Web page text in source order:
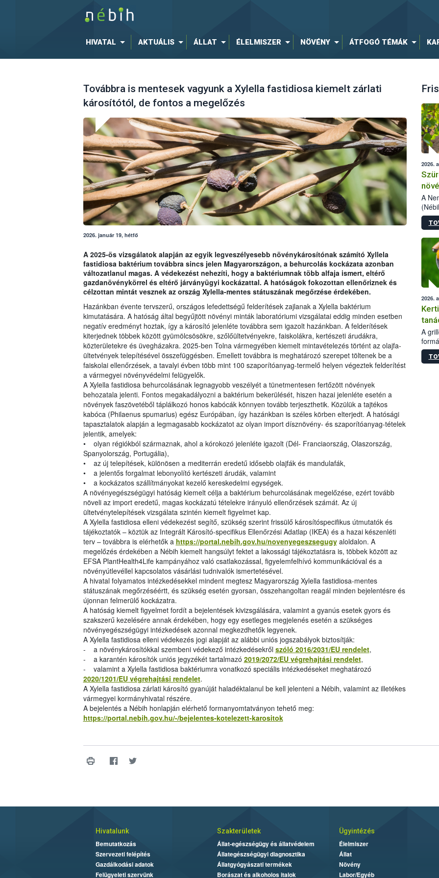
HIVATAL AKTUÁLIS ÁLLAT ÉLELMISZER NÖVÉNY ÁTFOGÓ TÉMÁK
Továbbra is mentesek vagyunk a Xylella fastidiosa kiemelt zárlati
károsítótól, de fontos a megelőzés
2026. január 19, hétfő
A 2025-ös vizsgálatok alapján az egyik legveszélyesebb növénykárosítónak számító Xyllela
fastidiosa baktérium továbbra sincs jelen Magyarországon, a behurcolás kockázata azonban
változatlanul magas. A védekezést nehezíti, hogy a baktériumnak több alfaja ismert, eltérő
gazdanövénykörrel és eltérő járványügyi kockázattal. A hatóságok fokozottan ellenőriznek és
célzottan mintát vesznek az ország Xylella-mentes státuszának megőrzése érdekében.
Hazánkban évente tervszerű, országos lefedettségű felderítések zajlanak a Xylella baktérium
kimutatására. A hatóság által begyűjtött növényi minták laboratóriumi vizsgálatai eddig minden esetben
negatív eredményt hoztak, így a károsító jelenléte továbbra sem igazolt hazánkban. A felderítések
kiterjednek többek között gyümölcsösökre, szőlőültetvényekre, faiskolákra, kertészeti árudákra,
közterületekre és üvegházakra. 2025-ben Tolna vármegyében kiemelt mintavételezés történt az olajfa-
ültetvények telepítésével összefüggésben. Emellett továbbra is meghatározó szerepet töltenek be a
faiskolai ellenőrzések, a tavalyi évben több mint 100 szaporítóanyag-termelő helyen végeztek felderítést
a vármegyei növényvédelmi felügyelők.
A Xylella fastidiosa behurcolásának legnagyobb veszélyét a tünetmentesen fertőzött növények
behozatala jelenti. Fontos megakadályozni a baktérium bekerülését, hiszen hazai jelenléte esetén a
növények faszövetéből táplálkozó honos kabócák könnyen tovább terjeszthetik. Közülük a tajtékos
kabóca (Philaenus spumarius) egész Európában, így hazánkban is széles körben elterjedt. A hatósági
tapasztalatok alapján a legmagasabb kockázatot az olyan import dísznövény- és szaporítóanyag-tételek
jelentik, amelyek:
• olyan régiókból származnak, ahol a kórokozó jelenléte igazolt (Dél- Franciaország, Olaszország,
Spanyolország, Portugália),
• az új telepítések, különösen a mediterrán eredetű idősebb olajfák és mandulafák,
• a jelentős forgalmat lebonyolító kertészeti árudák, valamint
• a kockázatos szállítmányokat kezelő kereskedelmi egységek.
A növényegészségügyi hatóság kiemelt célja a baktérium behurcolásának megelőzése, ezért tovább
növeli az import eredetű, magas kockázatú tételekre irányuló ellenőrzések számát. Az új
ültetvénytelepítések vizsgálata szintén kiemelt figyelmet kap.
A Xylella fastidiosa elleni védekezést segítő, szükség szerint frissülő károsítóspecifikus útmutatók és
tájékoztatók – köztük az Integrált Károsító-specifikus Ellenőrzési Adatlap (IKEA) és a hazai készenléti
terv – továbbra is elérhetők a https://portal.nebih.gov.hu/novenyegeszsegugyaloldalon. A
megelőzés érdekében a Nébih kiemelt hangsúlyt fektet a lakossági tájékoztatásra is, többek között az
EFSA PlantHealth4Life kampányához való csatlakozással, figyelemfelhívó kommunikációval és a
növényútlevéllel kapcsolatos vásárlási tudnivalók ismertetésével.
A hivatal folyamatos intézkedésekkel mindent megtesz Magyarország Xylella fastidiosa-mentes
státuszának megőrzéséértt, és szükség esetén gyorsan, összehangoltan reagál minden bejelentésre és
újonnan felmerülő kockázatra.
A hatóság kiemelt figyelmet fordít a bejelentések kivizsgálására, valamint a gyanús esetek gyors és
szakszerű kezelésére annak érdekében, hogy egy esetleges megjelenés esetén a szükséges
növényegészségügyi intézkedések azonnal megkezdhetők legyenek.
A Xylella fastidiosa elleni védekezés jogi alapját az alábbi uniós jogszabályok biztosítják:
- a növénykárosítókkal szembeni védekező intézkedésekről szóló 2016/2031/EU rendelet,
- a karantén károsítók uniós jegyzékét tartalmazó 2019/2072/EU végrehajtási rendelet,
- valamint a Xylella fastidiosa baktériumra vonatkozó speciális intézkedéseket meghatározó
2020/1201/EU végrehajtási rendelet.
A Xylella fastidiosa zárlati károsító gyanúját haladéktalanul be kell jelenteni a Nébih, valamint az illetékes
vármegyei kormányhivatal részére.
A bejelentés a Nébih honlapján elérhető formanyomtatványon tehető meg:
https://portal.nebih.gov.hu/-/bejelentes-kotelezett-karositok
2026.
A
Az
2026.
A
Hivatalunk
Bemutatkozás
Szervezeti felépítés
Gazdálkodási adatok
Felügyeleti szervünk
Szakterületek
Állat-egészségügy és állatvédelem
Állategészségügyi diagnosztika
Állatgyógyászati termékek
Borászat és alkoholos italok
Ügyintézés
Élelmiszer
Állat
Növény
Labor/Egyéb